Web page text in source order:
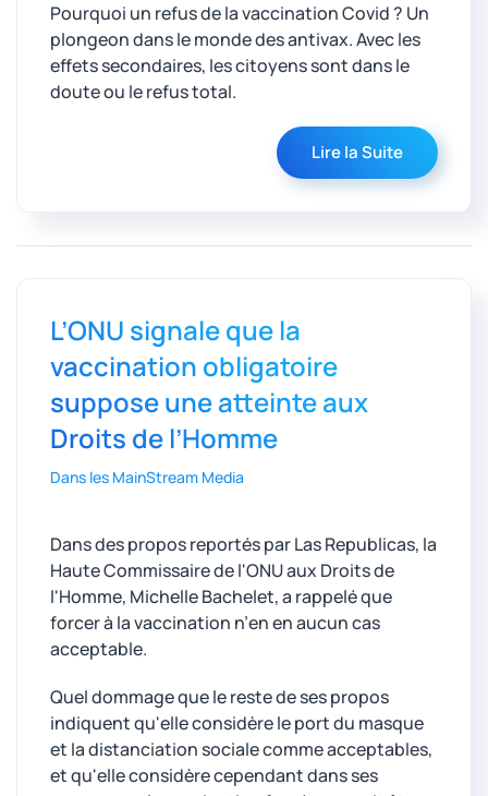
Pourquoi un refus de la vaccination Covid ? Un
plongeon dans le monde des antivax. Avec les
effets secondaires, les citoyens sont dans le
doute ou le refus total.
Lire la Suite
L’ONU signale que la
vaccination obligatoire
suppose une atteinte aux
Droits de l’Homme
Dans les MainStream Media
Dans des propos reportés par Las Republicas, la
Haute Commissaire de l'ONU aux Droits de
l'Homme, Michelle Bachelet, a rappelé que
forcer à la vaccination n’en en aucun cas
acceptable.
Quel dommage que le reste de ses propos
indiquent qu'elle considère le port du masque
et la distanciation sociale comme acceptables,
et qu'elle considère cependant dans ses